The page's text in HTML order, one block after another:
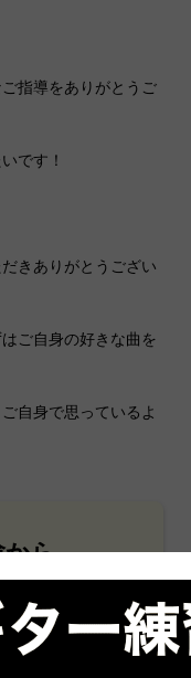
指導をありがとうご
です！
きありがとうござい
ご自身の好きな曲を
自身で思っているよ
から
！